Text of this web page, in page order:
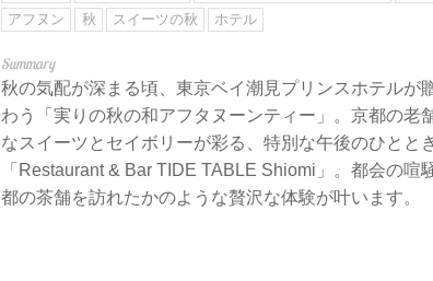
アフヌン
秋 スイーツの秋 ホテル
秋の気配が深まる頃、東京ベイ潮見プリンスホテルが
わう「実りの秋の和アフタヌーンティー」。京都の老
なスイーツとセイボリーが彩る、特別な午後のひとと
「Restaurant & Bar TIDE TABLE Shiomi」。都会の
都の茶舗を訪れたかのような贅沢な体験が叶います。